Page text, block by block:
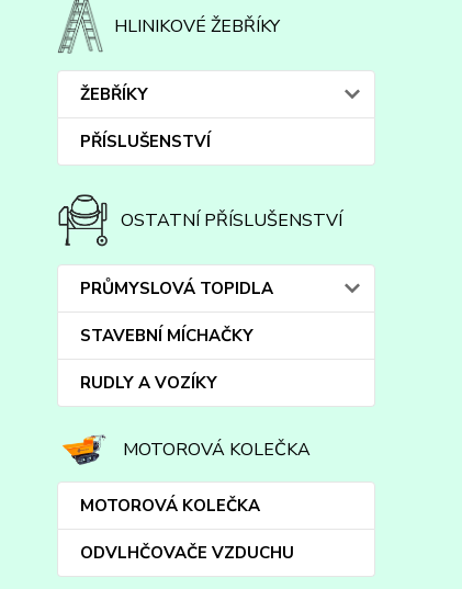
HLINIKOVÉ ŽEBŘÍKY
ŽEBŘÍKY
PŘÍSLUŠENSTVÍ
OSTATNÍ PŘÍSLUŠENSTVÍ
PRŮMYSLOVÁ TOPIDLA
STAVEBNÍ MÍCHAČKY
RUDLY A VOZÍKY
MOTOROVÁ KOLEČKA
MOTOROVÁ KOLEČKA
ODVLHČOVAČE VZDUCHU